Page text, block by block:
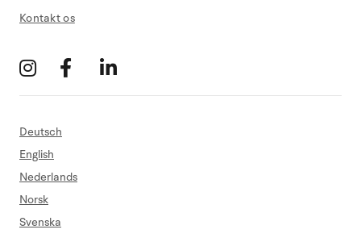
Kontakt os
Deutsch
English
Nederlands
Norsk
Svenska